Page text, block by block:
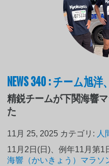
NEWS 340 : チーム旭
精鋭チームが下関海響
た
11月 25, 2025 カテゴリ: 人
11月2日(日)、例年11月第1
海響（かいきょう）マラソ